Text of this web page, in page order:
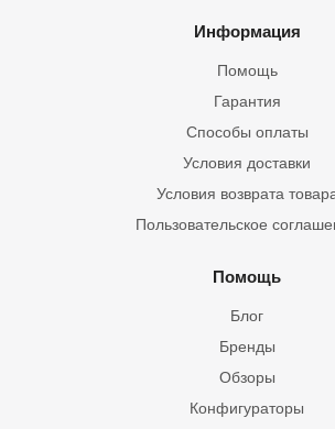
Информация
Помощь
Гарантия
Способы оплаты
Условия доставки
Условия возврата
Пользовательское
Помощь
Блог
Бренды
Обзоры
Конфигураторы